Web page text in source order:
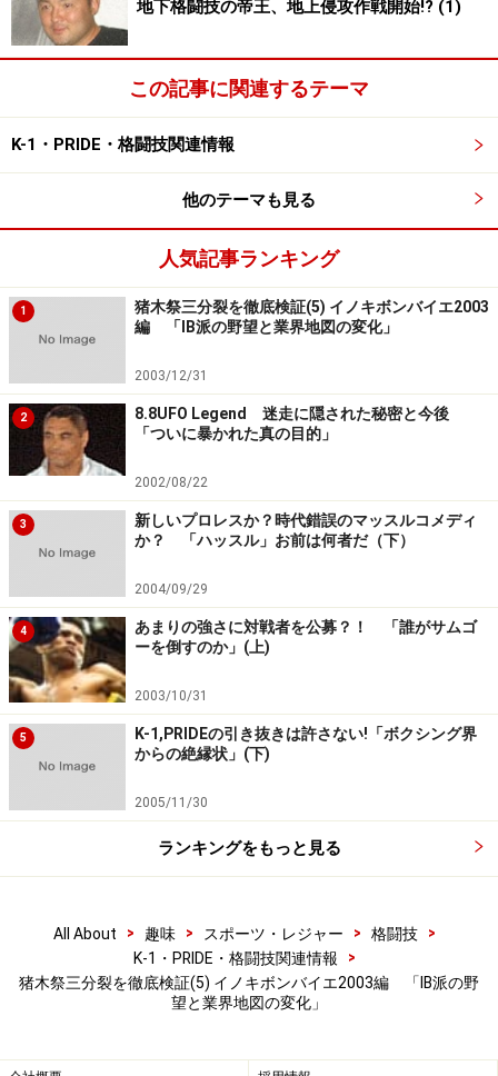
地下格闘技の帝王、地上侵攻作戦開始!? (1)
この記事に関連するテーマ
K-1・PRIDE・格闘技関連情報
他のテーマも見る
人気記事ランキング
1
猪木祭三分裂を徹底検証(5) イノキボンバイエ2003
編 「IB派の野望と業界地図の変化」
2003/12/31
2
8.8UFO Legend 迷走に隠された秘密と今後
「ついに暴かれた真の目的」
2002/08/22
3
新しいプロレスか？時代錯誤のマッスルコメディ
か？ 「ハッスル」お前は何者だ（下）
2004/09/29
4
あまりの強さに対戦者を公募？！ 「誰がサムゴ
ーを倒すのか」(上)
2003/10/31
5
K-1,PRIDEの引き抜きは許さない!「ボクシング界
からの絶縁状」(下)
2005/11/30
ランキングをもっと見る
All About > 趣味 > スポーツ・レジャー > 格闘技
>
K-1・PRIDE・格闘技関連情報
>
猪木祭三分裂を徹底検証(5) イノキボンバイエ2003編 「IB派の野
望と業界地図の変化」